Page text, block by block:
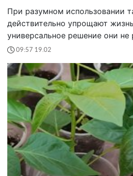
При разумном использовании
действительно упрощают
универсальное решение они не
09:57 19.02